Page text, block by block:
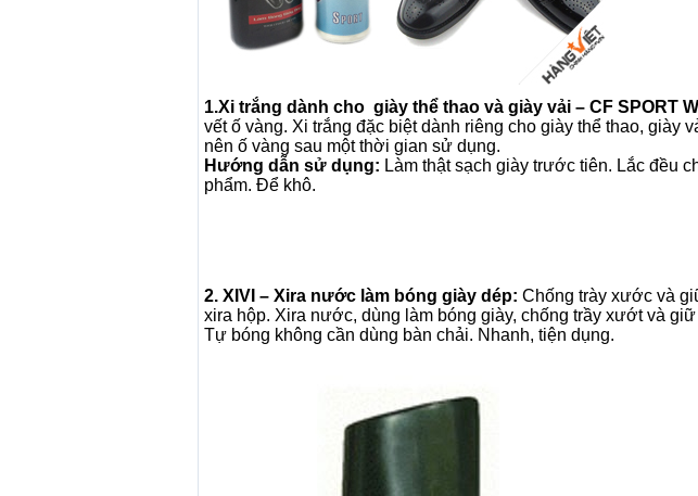
1.Xi trắng dành cho giày thể thao và giày vải – CF SPORT
vết ố vàng. Xi trắng đặc biệt dành riêng cho giày thể thao,
nên ố vàng sau một thời gian sử dụng.
Hướng dẫn sử dụng: Làm thật sạch giày trước tiên. Lắc đều
phẩm. Để khô.
2. XIVI – Xira nước làm bóng giày dép: Chống trày xước và
xira hộp. Xira nước, dùng làm bóng giày, chống trầy xướt và
Tự bóng không cần dùng bàn chải. Nhanh, tiện dụng.